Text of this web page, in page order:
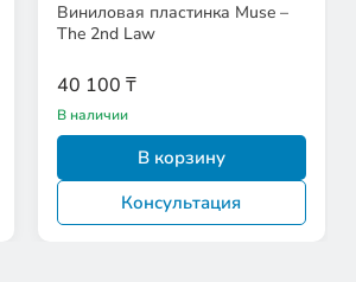
Виниловая пластинка Muse –
The 2nd Law
40 100 ₸
В наличии
В корзину
Консультация